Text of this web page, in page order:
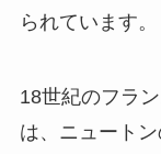
られています。
18世紀のフラ
は、ニュート